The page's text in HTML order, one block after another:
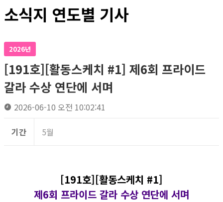
소식지 연도별 기사
2026년
[191호][활동스케치 #1] 제6회 프라이드
갈라 수상 연단에 서며
2026-06-10 오전 10:02:41
기간 5월
[191호][활동스케치 #1]
제6회 프라이드 갈라 수상 연단에 서며